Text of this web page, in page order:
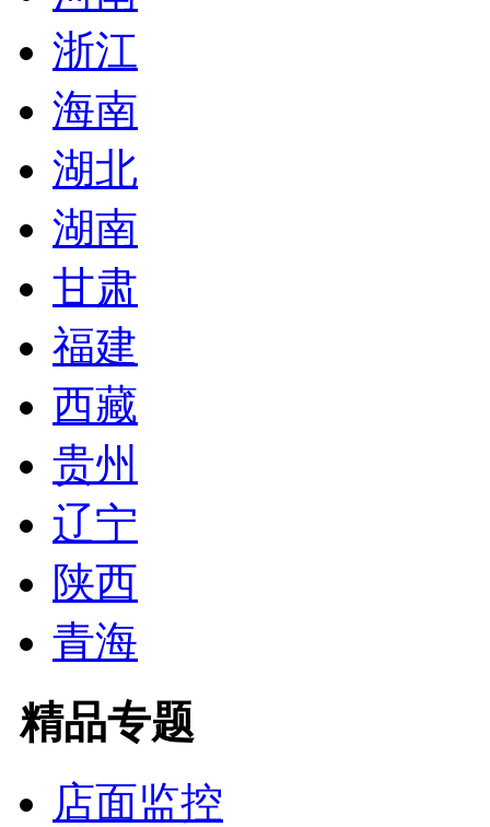
浙江
海南
湖北
湖南
甘肃
福建
西藏
贵州
辽宁
陕西
青海
精品专题
店面监控